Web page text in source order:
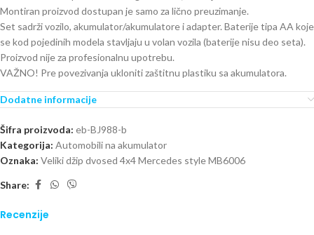
Montiran proizvod dostupan je samo za lično preuzimanje.
Set sadrži vozilo, akumulator/akumulatore i adapter. Baterije tipa AA koje
se kod pojedinih modela stavljaju u volan vozila (baterije nisu deo seta).
Proizvod nije za profesionalnu upotrebu.
VAŽNO! Pre povezivanja ukloniti zaštitnu plastiku sa akumulatora.
Dodatne informacije
Šifra proizvoda: eb-BJ988-b
Kategorija: Automobili na akumulator
Oznaka: Veliki džip dvosed 4x4 Mercedes style MB6006
Share:
Recenzije